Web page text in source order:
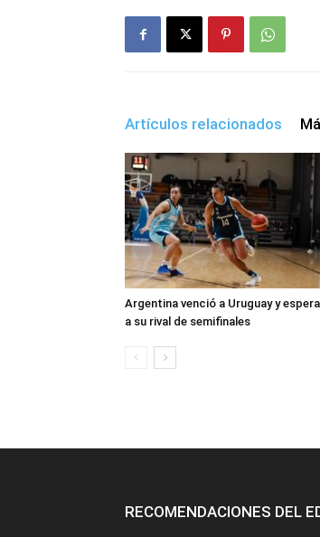
Artículos relacionados
Argentina venció a Uruguay y espera
a su rival de semifinales
RECOMENDACIONES DEL